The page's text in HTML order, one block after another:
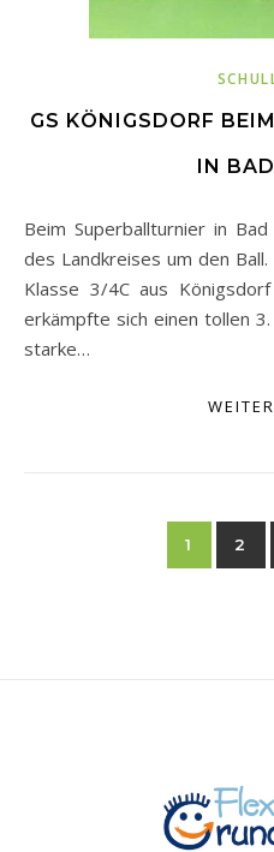
GS KÖNIGSDORF
IN
Beim Superballturnier in Bad Tölz kämpften acht Klassen
des Landkreises um den Ball.
Klasse 3/4C aus
erkämpfte sich einen tollen
starke…
1 2